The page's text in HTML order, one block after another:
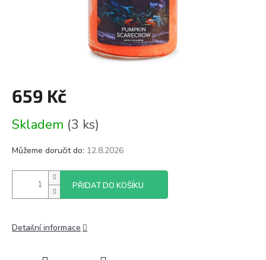
659 Kč
cena:
Skladem (3 ks)
Můžeme doručit do: 12.8.2026
PŘIDAT DO KOŠÍKU
Detailní informace